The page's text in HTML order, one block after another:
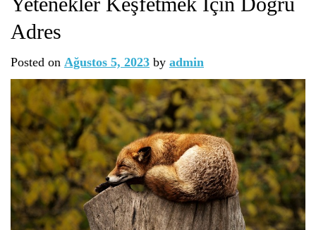
Adres
Posted on Ağustos 5, 2023 by admin